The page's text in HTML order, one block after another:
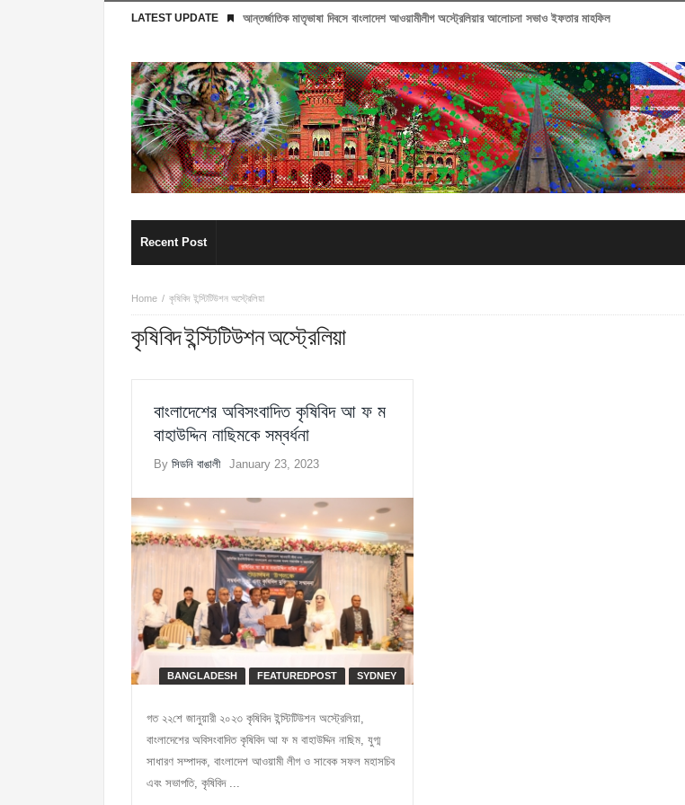
LATEST UPDATE আন্তর্জাতিক মাতৃভাষা দিবসে বাংলাদেশ আওয়ামীলীগ অস্ট্রেলিয়ার আলোচনা সভাও ইফতার মাহফিল
Recent Post
Home কৃষিবিদ ইন্স্টিটিউশন অস্ট্রেলিয়া
কৃষিবিদ ইন্স্টিটিউশন অস্ট্রেলিয়া
বাংলাদেশের অবিসংবাদিত কৃষিবিদ আ ফ ম
বাহাউদ্দিন নাছিমকে সম্বর্ধনা
By সিডনি বাঙালী January 23, 2023
BANGLADESH FEATUREDPOST SYDNEY
গত ২২শে জানুয়ারী ২০২৩ কৃষিবিদ ইন্স্টিটিউশন অস্ট্রেলিয়া,
বাংলাদেশের অবিসংবাদিত কৃষিবিদ আ ফ ম বাহাউদ্দিন নাছিম, যুগ্ম
সাধারণ সম্পাদক, বাংলাদেশ আওয়ামী লীগ ও সাবেক সফল মহাসচিব
এবং সভাপতি, কৃষিবিদ ...